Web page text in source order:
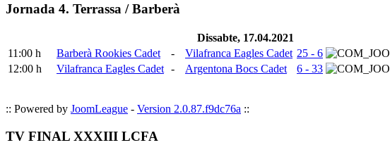
Jornada 4. Terrassa / Barberà
Dissabte, 17.04.2021
11:00 h
Barberà Rookies Cadet - Vilafranca Eagles Cadet 25 - 6
12:00 h
Vilafranca Eagles Cadet - Argentona Bocs Cadet 6 - 33
:: Powered by JoomLeague - Version 2.0.87.f9dc76a ::
TV FINAL XXXIII LCFA